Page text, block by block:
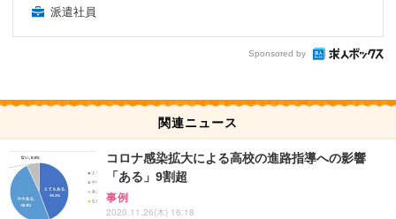
派遣社員
Sponsored by
関連ニュース
コロナ感染拡大による高校の進路指導への影響
「ある」9割超
事例
2020.11.26(木) 16:18